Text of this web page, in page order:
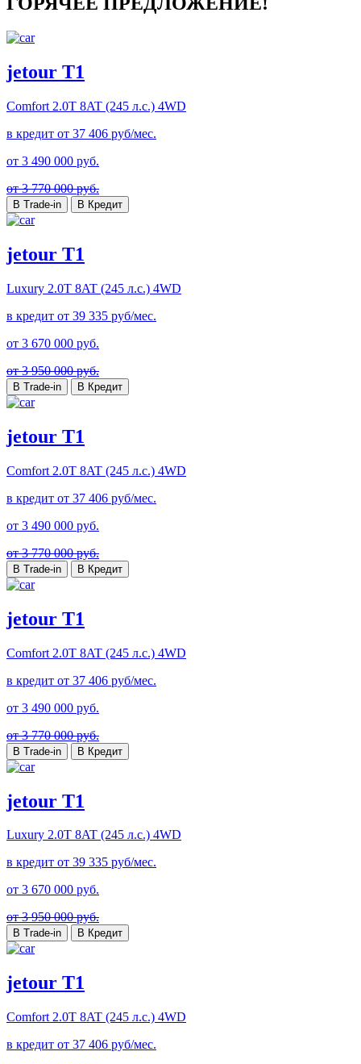
jetour T1
Comfort 2.0T 8AT (245 л.с.) 4WD
в кредит от 37 406 руб/мес.
от 3 490 000 руб.
от 3 770 000 руб.
В Trade-in В Кредит
jetour T1
Luxury 2.0T 8AT (245 л.с.) 4WD
в кредит от 39 335 руб/мес.
от 3 670 000 руб.
от 3 950 000 руб.
В Trade-in В Кредит
jetour T1
Comfort 2.0T 8AT (245 л.с.) 4WD
в кредит от 37 406 руб/мес.
от 3 490 000 руб.
от 3 770 000 руб.
В Trade-in В Кредит
jetour T1
Comfort 2.0T 8AT (245 л.с.) 4WD
в кредит от 37 406 руб/мес.
от 3 490 000 руб.
от 3 770 000 руб.
В Trade-in В Кредит
jetour T1
Luxury 2.0T 8AT (245 л.с.) 4WD
в кредит от 39 335 руб/мес.
от 3 670 000 руб.
от 3 950 000 руб.
В Trade-in В Кредит
jetour T1
Comfort 2.0T 8AT (245 л.с.) 4WD
в кредит от 37 406 руб/мес.